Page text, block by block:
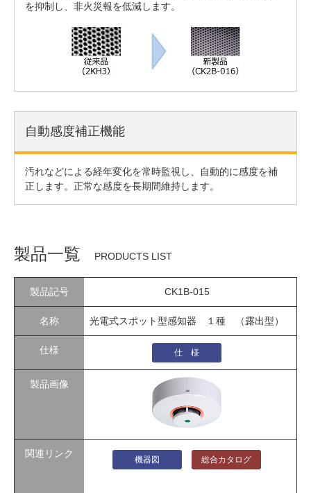
を抑制し、非火災報を低減します。
自動感度補正機能
汚れなどによる経年変化を常時監視し、自動的に感度を補
正します。正常な感度を長期間維持します。
製品一覧 PRODUCTS LIST
CK1B-015
光電式スポット型感知器 １種 （露出型）
仕 様
機器図 総合カタログ